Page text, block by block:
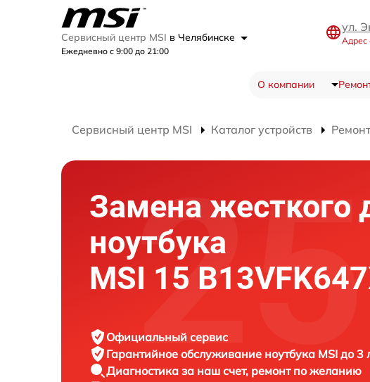
Сервисный центр MSI в Челябинске
Ежедневно с 9:00 до 21:00
ул.
Адрес
О компании
Сервисный центр MSI Каталог устройств
Замена жесткого
ноутбука
MSI 15
Официальный сервис
Гарантийное обслуживание ноутбука MSI до 3
Диагностика за наш счет, ремонт по желанию